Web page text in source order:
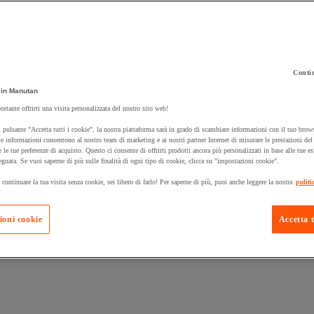
un prodotto:
Manutan Expert
Prodotti in
Manutan
offrirti una visita personalizzata del nostro sito web!
pulsante "Accetta tutti i cookie", la nostra piattaforma sarà in grado di scambiare informazioni con il tuo
informazioni consentono al nostro team di marketing e ai nostri partner Internet di misurare le prestazioni
le tue preferenze di acquisto. Questo ci consente di offrirti prodotti ancora più personalizzati in base alle tue
Se vuoi saperne di più sulle finalità di ogni tipo di cookie, clicca su "impostazioni cookie".
la tua visita senza cookie, sei libero di farlo! Per saperne di più, puoi anche leggere la nostra
Accetta
cookie